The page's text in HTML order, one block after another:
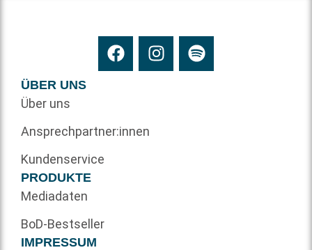
ÜBER UNS
Über uns
Ansprechpartner:innen
Kundenservice
PRODUKTE
Mediadaten
BoD-Bestseller
IMPRESSUM